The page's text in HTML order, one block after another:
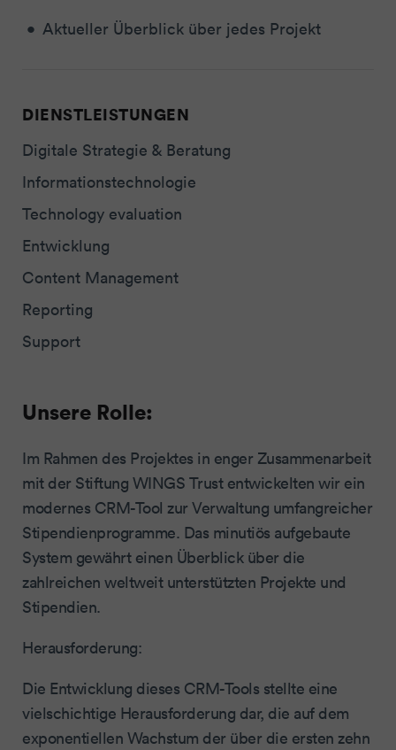
Aktueller Überblick über jedes Projekt
DIENSTLEISTUNGEN
Digitale Strategie & Beratung
Informationstechnologie
Technology evaluation
Entwicklung
Content Management
Reporting
Support
Unsere Rolle:
Im Rahmen des Projektes in enger Zusammenarbeit
mit der Stiftung WINGS Trust entwickelten wir ein
modernes CRM-Tool zur Verwaltung umfangreicher
Stipendienprogramme. Das minutiös aufgebaute
System gewährt einen Überblick über die
zahlreichen weltweit unterstützten Projekte und
Stipendien.
Herausforderung:
Die Entwicklung dieses CRM-Tools stellte eine
vielschichtige Herausforderung dar, die auf dem
exponentiellen Wachstum der über die ersten zehn